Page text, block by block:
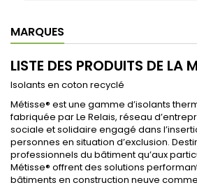
MARQUES
LISTE DES PRODUITS DE LA
Isolants en coton recyclé
Métisse® est une gamme d’isolants
fabriquée par Le Relais, réseau
sociale et solidaire engagé dans
personnes en situation d’exclusion.
professionnels du bâtiment qu’aux
Métisse® offrent des solutions
bâtiments en construction neuve